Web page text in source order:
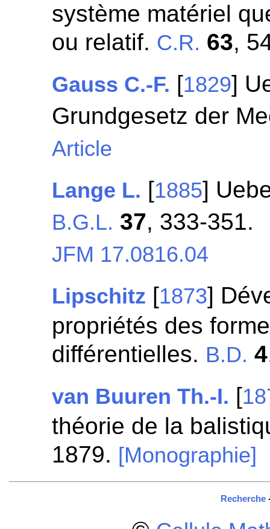
système matériel
ou relatif. C.R. 63,
Gauss C.-F. [1829]
Grundgesetz der
Article
Lange L. [1885]
B.G.L. 37, 333-351.
JFM 17.0816.04
Lipschitz [1873]
propriétés des
différentielles. B.D. 4
van Buuren Th.-I. [
théorie de la
1879. [Monographie]
Recherche